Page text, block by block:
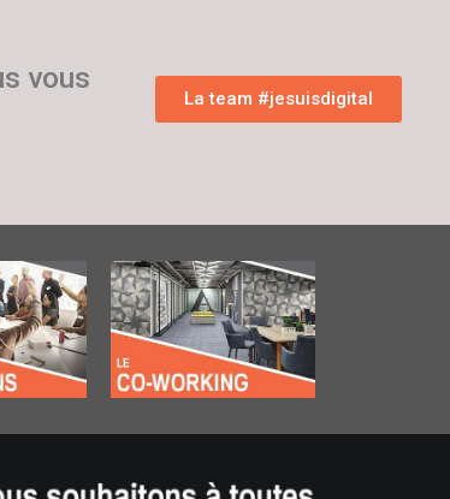
vous
La team #jesuisdigital